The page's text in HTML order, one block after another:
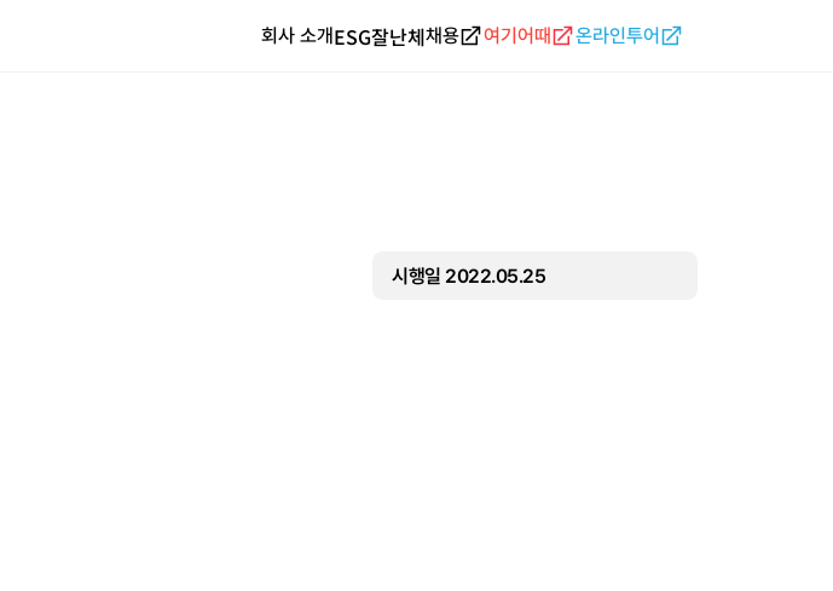
회사 소개ESG잘난체채용 여기어때 온라인투어
시행일 2022.05.25